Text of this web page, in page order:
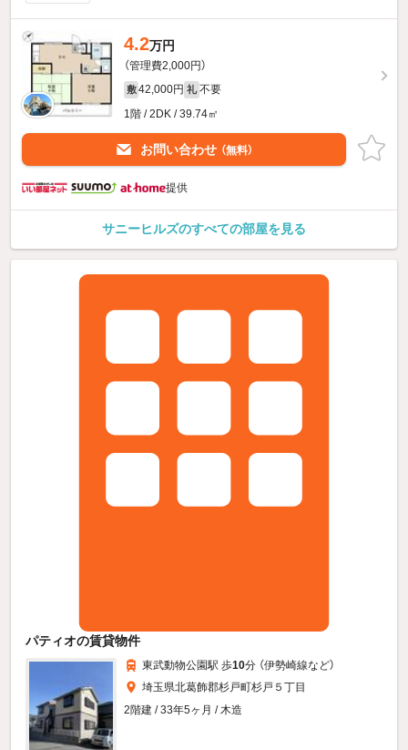
4.2万円
（管理費2,000円）
敷 42,000円 礼 不要
1階 / 2DK / 39.74㎡
お問い合わせ （無料）
提供
サニーヒルズのすべての部屋を見る
パティオの賃貸物件
東武動物公園駅 歩10分 （伊勢崎線など）
埼玉県北葛飾郡杉戸町杉戸５丁目
2階建 / 33年5ヶ月 / 木造